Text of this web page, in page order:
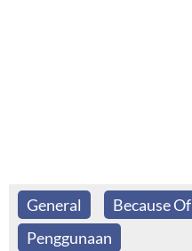
General Because Of
Penggunaan